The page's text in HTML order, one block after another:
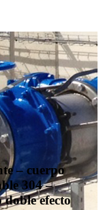
– cuerpo
304 –
efecto